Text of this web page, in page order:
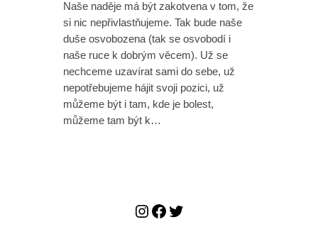
Naše naděje má být zakotvena v tom, že
si nic nepřivlastňujeme. Tak bude naše
duše osvobozena (tak se osvobodí i
naše ruce k dobrým věcem). Už se
nechceme uzavírat sami do sebe, už
nepotřebujeme hájit svoji pozici, už
můžeme být i tam, kde je bolest,
můžeme tam být k…
Instagram
Facebook
Twitter